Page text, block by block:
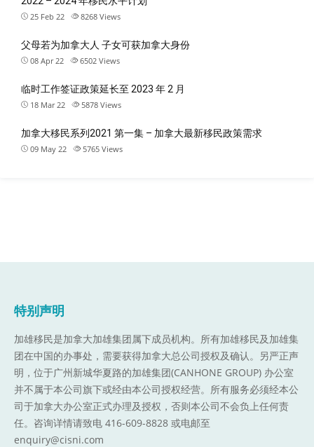
25 Feb 22 8268 Views
父母若为加拿大人 子女可获加拿大身份
08 Apr 22 6502 Views
临时工作签证政策延长至 2023 年 2 月
18 Mar 22 5878 Views
加拿大移民系列2021 第一集 – 加拿大最新移民政策需求
09 May 22 5765 Views
特别声明
加雄移民是加拿大加雄集团属下成员机构。 所有加雄移民及加雄集
团在中国的办事处，需要获得加拿大总公司授权及确认。另严正声
明，位于广州新城华夏路的加雄集团(CANHONE GROUP) 办公室
并不属于本公司旗下或经由本公司授权经营。所有服务必须经本公
司于加拿大办公室正式办理及授权，否则本公司不会负上任何责
任。咨询详情请致电 416-609-8828 或电邮至
enquiry@cisni.com